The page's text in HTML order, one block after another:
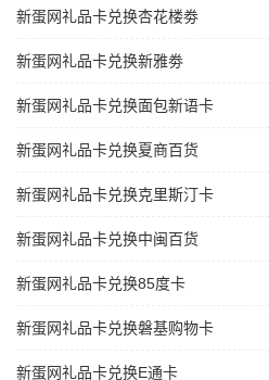
新蛋网礼品卡兑换杏花楼劵
新蛋网礼品卡兑换新雅劵
新蛋网礼品卡兑换面包新语卡
新蛋网礼品卡兑换夏商百货
新蛋网礼品卡兑换克里斯汀卡
新蛋网礼品卡兑换中闽百货
新蛋网礼品卡兑换85度卡
新蛋网礼品卡兑换磐基购物卡
新蛋网礼品卡兑换E通卡